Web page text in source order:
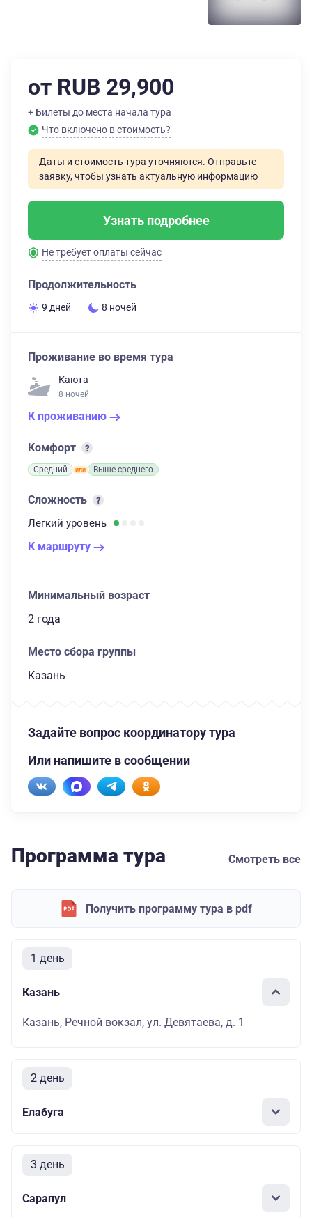
от RUB 29,900
+ Билеты до места начала тура
Что включено в стоимость?
Даты и стоимость тура уточняются. Отправьте
заявку, чтобы узнать актуальную информацию
Узнать подробнее
Не требует оплаты сейчас
Продолжительность
9 дней 8 ночей
Проживание во время тура
Каюта
8 ночей
К проживанию
Комфорт
Средний Выше среднего
Сложность
Легкий уровень
К маршруту
Минимальный возраст
2 года
Место сбора группы
Казань
Задайте вопрос координатору тура
Или напишите в сообщении
Программа тура Смотреть все
Получить программу тура в pdf
1 день
Казань
Казань, Речной вокзал, ул. Девятаева, д. 1
2 день
Елабуга
3 день
Сарапул